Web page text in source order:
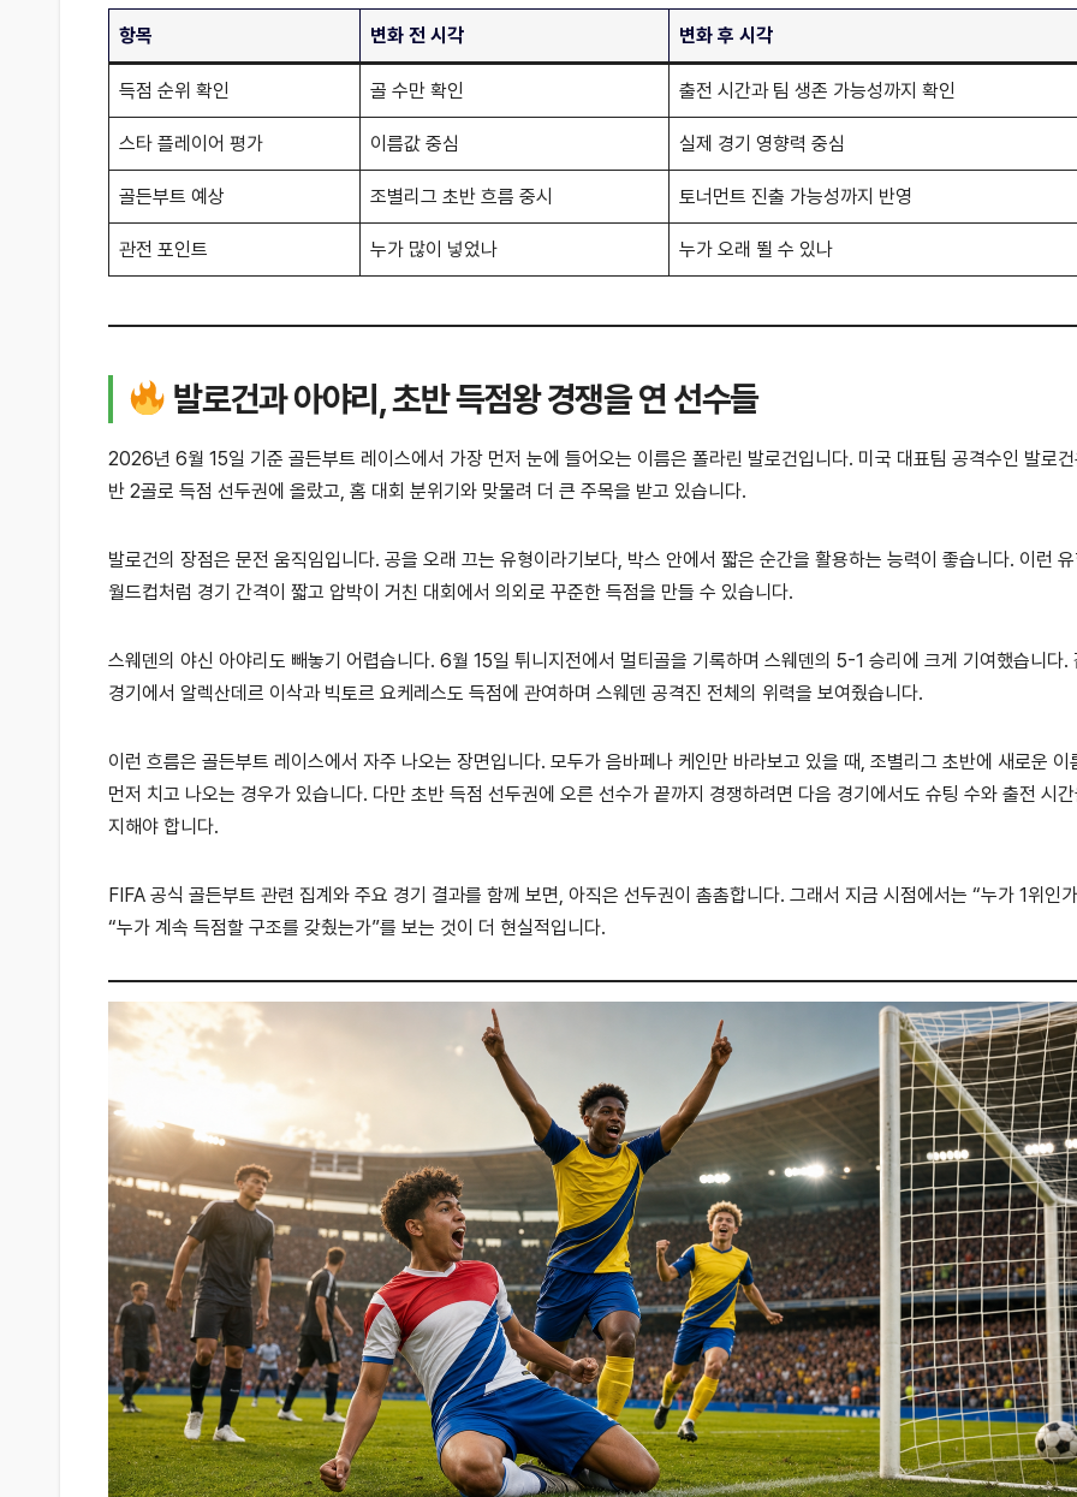
항목 변화 전 시각 변화 후 시각
득점 순위 확인 골 수만 확인 출전 시간과 팀 생존 가능성까지 확인
스타 플레이어 평가 이름값 중심 실제 경기 영향력 중심
골든부트 예상 조별리그 초반 흐름 중시 토너먼트 진출 가능성까지 반영
관전 포인트 누가 많이 넣었나 누가 오래 뛸 수 있나
발로건과 아야리, 초반 득점왕 경쟁을 연 선수들
2026년 6월 15일 기준 골든부트 레이스에서 가장 먼저 눈에 들어오는 이름은 폴라린 발로건입니다. 미국 대표팀 공격수인 발로
반 2골로 득점 선두권에 올랐고, 홈 대회 분위기와 맞물려 더 큰 주목을 받고 있습니다.
발로건의 장점은 문전 움직임입니다. 공을 오래 끄는 유형이라기보다, 박스 안에서 짧은 순간을 활용하는 능력이 좋습니다. 이런
월드컵처럼 경기 간격이 짧고 압박이 거친 대회에서 의외로 꾸준한 득점을 만들 수 있습니다.
스웨덴의 야신 아야리도 빼놓기 어렵습니다. 6월 15일 튀니지전에서 멀티골을 기록하며 스웨덴의 5-1 승리에 크게 기여했습니다.
경기에서 알렉산데르 이삭과 빅토르 요케레스도 득점에 관여하며 스웨덴 공격진 전체의 위력을 보여줬습니다.
이런 흐름은 골든부트 레이스에서 자주 나오는 장면입니다. 모두가 음바페나 케인만 바라보고 있을 때, 조별리그 초반에 새로운 이
먼저 치고 나오는 경우가 있습니다. 다만 초반 득점 선두권에 오른 선수가 끝까지 경쟁하려면 다음 경기에서도 슈팅 수와 출전 시
지해야 합니다.
FIFA 공식 골든부트 관련 집계와 주요 경기 결과를 함께 보면, 아직은 선두권이 촘촘합니다. 그래서 지금 시점에서는 “누가 1위인
“누가 계속 득점할 구조를 갖췄는가”를 보는 것이 더 현실적입니다.